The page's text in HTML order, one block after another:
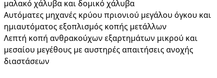
μαλακό χάλυβα και δομικό χάλυβα
Αυτόματες μηχανές κρύου πριονιού μεγάλου όγκου και
ημιαυτόματος εξοπλισμός κοπής μετάλλων
Λεπτή κοπή ανθρακούχων εξαρτημάτων μικρού και
μεσαίου μεγέθους με αυστηρές απαιτήσεις ανοχής
διαστάσεων